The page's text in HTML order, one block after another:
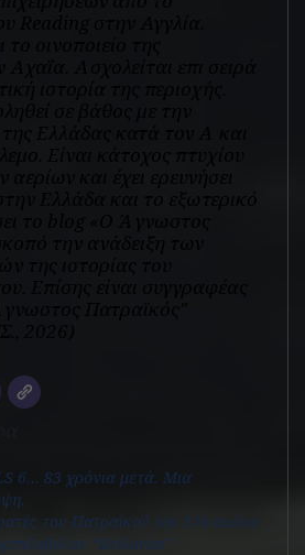
Ελλάδα και το εξωτερικό
6… 83 χρόνια μετά. Mια
του Πατραϊκού τον 17ο αιώνα
“Κυδωνίαι”